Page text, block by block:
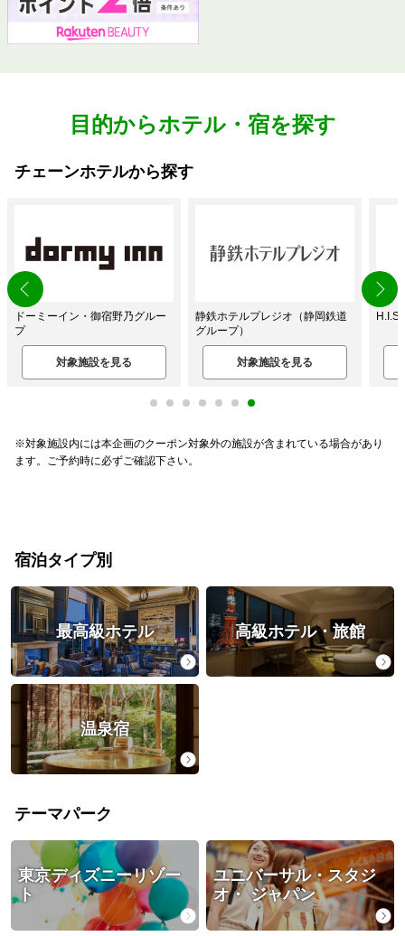
目的からホテル・宿を探す
チェーンホテルから探す
ドーミーイン・御宿野乃グルー
プ
対象施設を見る
静鉄ホテルプレジオ（静岡鉄道
グループ）
対象施設を見る
※対象施設内には本企画のクーポン対象外の施設が含まれている場合があり
ます。ご予約時に必ずご確認下さい。
宿泊タイプ別
最高級ホテル 高級ホテル・旅館
温泉宿
テーマパーク
東京ディズニーリゾー
ト
ユニバーサル・スタジ
オ・ ジャパン